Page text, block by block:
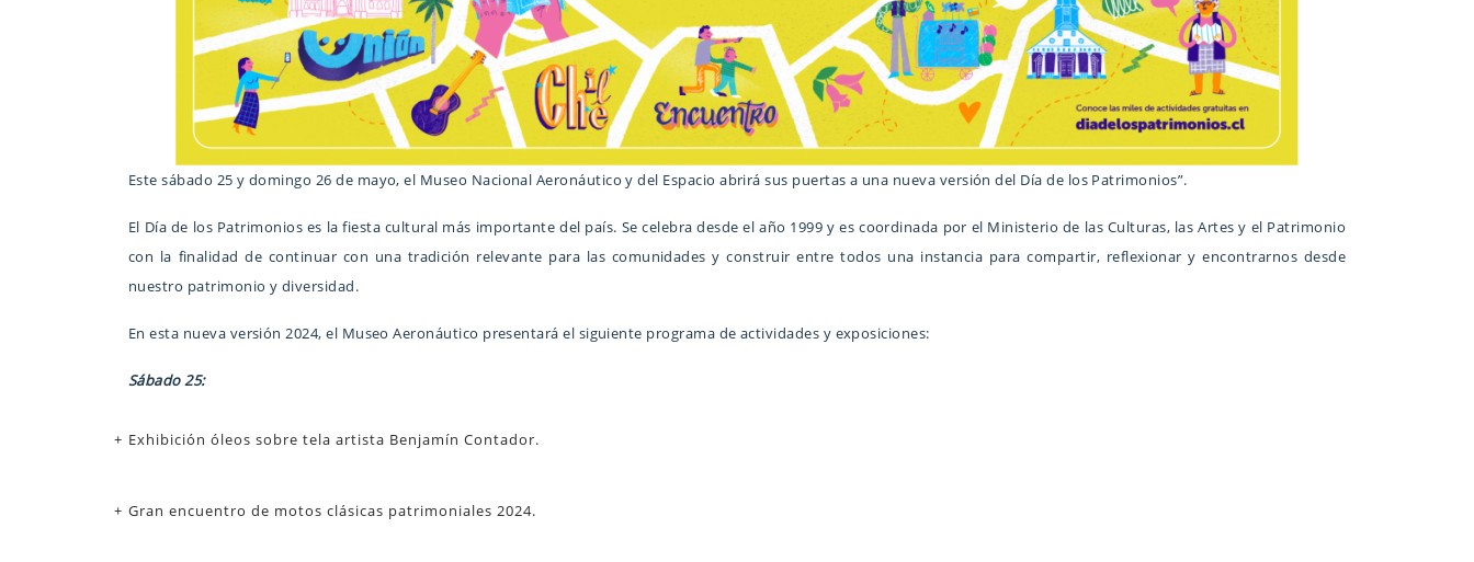
Este sábado 25 y domingo 26 de mayo, el Museo Nacional Aeronáutico y del Espacio abrirá sus puertas a una nueva versión del Día de los Patrimonios”.
El Día de los Patrimonios es la fiesta cultural más importante del país. Se celebra desde el año 1999 y es coordinada por el Ministerio de las Culturas, las Artes y el Patrimonio
con la finalidad de continuar con una tradición relevante para las comunidades y construir entre todos una instancia para compartir, reflexionar y encontrarnos desde
nuestro patrimonio y diversidad.
En esta nueva versión 2024, el Museo Aeronáutico presentará el siguiente programa de actividades y exposiciones:
Sábado 25:
Exhibición óleos sobre tela artista Benjamín Contador.
Gran encuentro de motos clásicas patrimoniales 2024.